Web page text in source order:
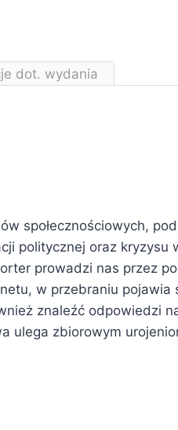
dot. wydania
społecznościowych,
politycznej oraz kryzysu
prowadzi nas przez
w przebraniu pojawia
znaleźć odpowiedzi
ulega zbiorowym